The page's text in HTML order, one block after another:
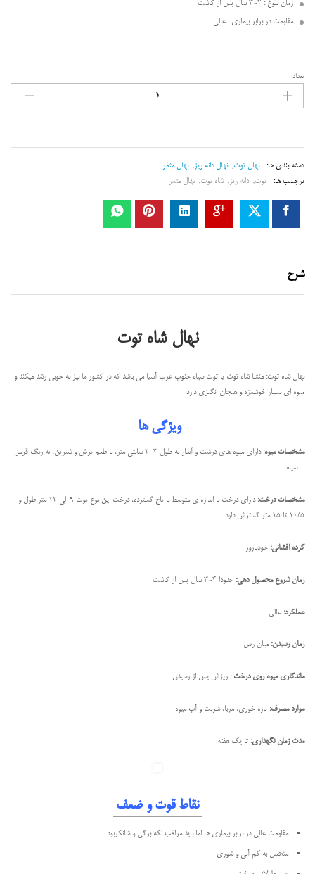
زمان بلوغ : 2-3 سال پس از کاشت
مقاومت در برابر بیماری : عالی
شاه
عدد
تعداد:
دسته بندی ها: نهال توت, نهال دانه ریز, نهال مثمر
برچسب ها:
توت, دانه ریز, شاه توت, نهال مثمر
شرح
نهال شاه توت
نهال شاه توت: منشا شاه توت یا توت سیاه جنوب غرب آسیا می باشد که در کشور ما نیز به خوبی رشد میکند و
میوه ای بسیار خوشمزه و هیجان انگیزی دارد.
ویژگی ها
مشخصات میوه
: دارای میوه های درشت و آبدار به طول 3-2 سانتی متر، با طعم ترش و شیرین، به رنگ قرمز
– سیاه.
مشخصات درخت:
دارای درخت با اندازه ی متوسط با تاج گسترده، درخت این نوع توت 9 الی 12 متر طول و
10/5 تا 15 متر گسترش دارد.
گرده افشانی: خودبارور
زمان شروع محصول دهی: حدودا 4-3 سال پس از کاشت
عملکرد: عالی
زمان رسیدن: میان رس
ماندگاری میوه روی درخت: ریزش پس از رسیدن
موارد مصرف: تازه خوری، مربا، شربت و آب میوه
مدت زمان نگهداری: تا یک هفته
نقاط قوت و ضعف
مقاومت عالی در برابر بیماری ها اما باید مراقب لکه برگی و شانکربود.
متحمل به کم آبی و شوری